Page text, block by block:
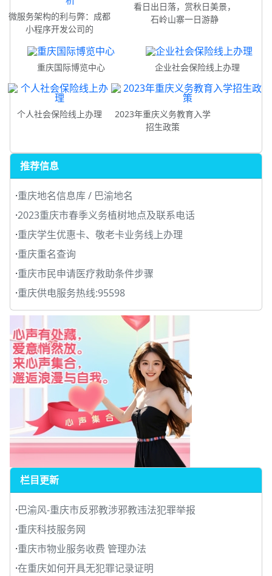
微服务架构的利与弊：成都
小程序开发公司的
看日出日落，赏秋日美景，
石岭山寨一日游静
重庆国际博览中心 企业社会保险线上办理
个人社会保险线上办理
2023年重庆义务教育入学
招生政策
推荐信息
·重庆地名信息库 / 巴渝地名
·2023重庆市春季义务植树地点及联系电话
·重庆学生优惠卡、敬老卡业务线上办理
·重庆重名查询
·重庆市民申请医疗救助条件步骤
·重庆供电服务热线:95598
栏目更新
·巴渝风-重庆市反邪教涉邪教违法犯罪举报
·重庆科技服务网
·重庆市物业服务收费 管理办法
·在重庆如何开具无犯罪记录证明